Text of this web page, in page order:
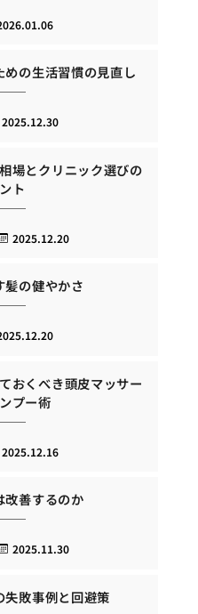
の生活習慣の見直し
2025.12.30
場とクリニック選びの
ト
2025.12.20
髪の健やかさ
おくべき頭皮マッサー
プー術
2025.12.16
改善するのか
2025.11.30
敗事例と回避策